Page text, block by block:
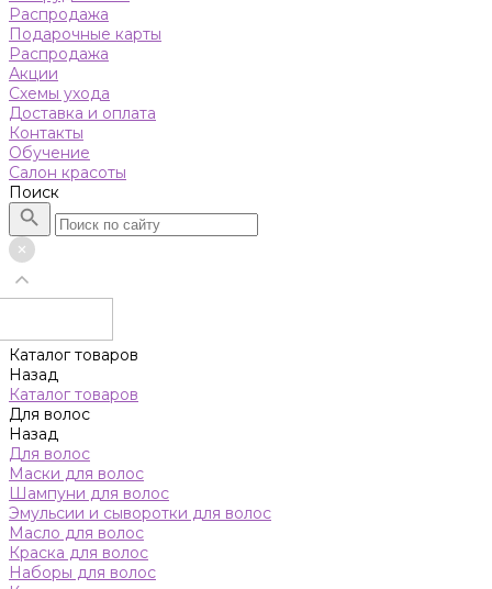
Распродажа
Подарочные карты
Распродажа
Акции
Схемы ухода
Доставка и оплата
Контакты
Обучение
Салон красоты
Поиск
Каталог товаров
Назад
Каталог товаров
Для волос
Назад
Для волос
Маски для волос
Шампуни для волос
Эмульсии и сыворотки для волос
Масло для волос
Краска для волос
Наборы для волос